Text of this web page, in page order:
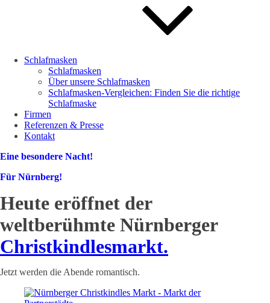
Schlafmasken
Schlafmasken
Über unsere Schlafmasken
Schlafmasken-Vergleichen: Finden Sie die richtige
Schlafmaske
Firmen
Referenzen & Presse
Kontakt
Eine besondere Nacht!
Für Nürnberg!
Heute eröffnet der
weltberühmte Nürnberger
Christkindlesmarkt.
Jetzt werden die Abende romantisch.